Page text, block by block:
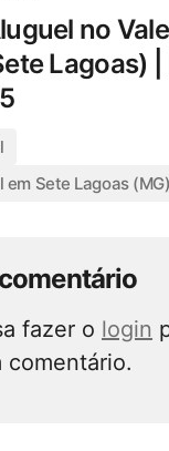
no
Lagoas)
Sete Lagoas (MG)
fazer o login
comentário.